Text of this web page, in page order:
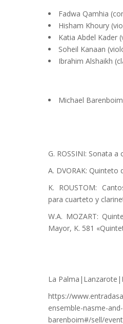
Fadwa Qamhia
Hisham Khoury
Katia Abdel Kader
Soheil Kanaan
Ibrahim Alshaikh
Michael
G. ROSSINI: Sonata a
A. DVORAK: Quinteto
K. ROUSTOM:
para cuarteto y
W.A. MOZART:
Mayor, K. 581
La
https://
ensemble-nasme-
barenboim#/sell/